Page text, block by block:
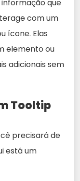
que
com um
ícone. Elas
elemento ou
adicionais sem
Tooltip
precisará de
está um